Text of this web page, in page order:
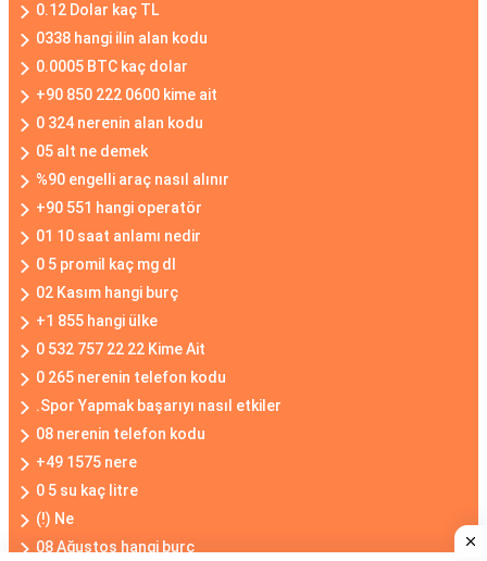
0.12 Dolar kaç TL
0338 hangi ilin alan kodu
0.0005 BTC kaç dolar
+90 850 222 0600 kime ait
0 324 nerenin alan kodu
05 alt ne demek
%90 engelli araç nasıl alınır
+90 551 hangi operatör
01 10 saat anlamı nedir
0 5 promil kaç mg dl
02 Kasım hangi burç
+1 855 hangi ülke
0 532 757 22 22 Kime Ait
0 265 nerenin telefon kodu
.Spor Yapmak başarıyı nasıl etkiler
08 nerenin telefon kodu
+49 1575 nere
0 5 su kaç litre
(!) Ne
08 Ağustos hangi burç